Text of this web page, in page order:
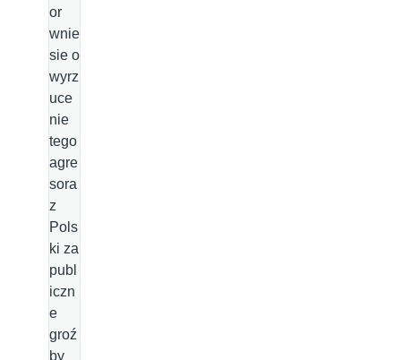
or
wnie
sie o
wyrz
uce
nie
tego
agre
sora
z
Pols
ki za
publ
iczn
e
groź
by